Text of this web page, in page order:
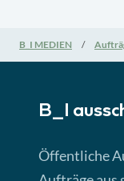
B_I MEDIEN
B_I
Öffentliche